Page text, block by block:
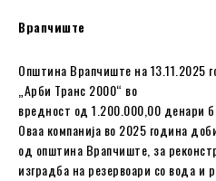
Врапчиштe
Општина Врапчиштe на 13.11.2025
„Арби Транс 2000“ во
вредност од 1.200.000,00 денари
Оваа компанија во 2025 година
од oпштина Врапчиште, за
изградба на резервоари со вода и